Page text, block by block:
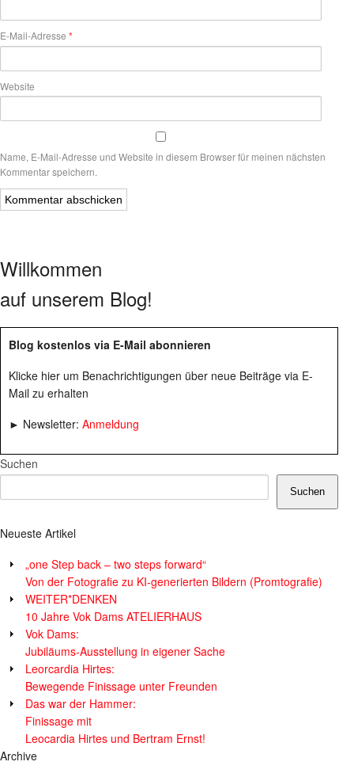
E-Mail-Adresse *
Website
Name, E-Mail-Adresse und Website in diesem Browser für meinen nächsten
Kommentar speichern.
Willkommen
auf unserem Blog!
Blog kostenlos via E-Mail abonnieren
Klicke hier um Benachrichtigungen über neue Beiträge via E-
Mail zu erhalten
► Newsletter: Anmeldung
Suchen
Suchen
Neueste Artikel
„one Step back – two steps forward“
Von der Fotografie zu KI-generierten Bildern (Promtografie)
WEITER*DENKEN
10 Jahre Vok Dams ATELIERHAUS
Vok Dams:
Jubiläums-Ausstellung in eigener Sache
Leorcardia Hirtes:
Bewegende Finissage unter Freunden
Das war der Hammer:
Finissage mit
Leocardia Hirtes und Bertram Ernst!
Archive